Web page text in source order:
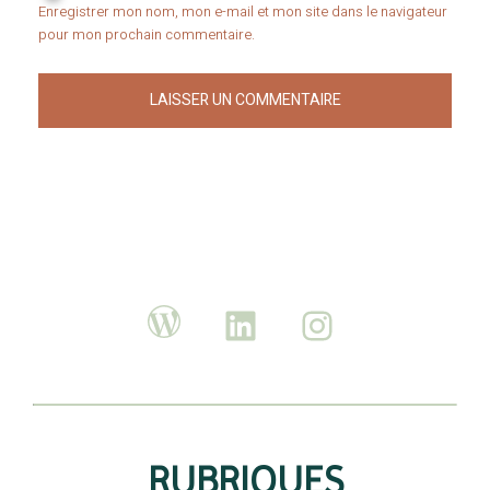
Enregistrer mon nom, mon e-mail et mon site dans le navigateur
pour mon prochain commentaire.